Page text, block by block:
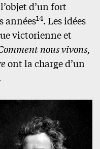
d’un fort
années14. Les idées
victorienne et
nous vivons,
ont la charge d’un